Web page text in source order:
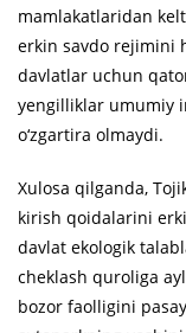
mamlakatlaridan
erkin savdo rejimini
davlatlar uchun
yengilliklar umumiy
o‘zgartira olmaydi.
Xulosa qilganda,
kirish qoidalarini
davlat ekologik
cheklash quroliga
bozor faolligini